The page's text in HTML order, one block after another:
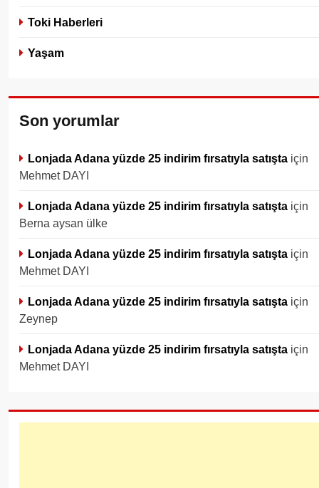
Toki Haberleri
Yaşam
Son yorumlar
Lonjada Adana yüzde 25 indirim fırsatıyla satışta için
Mehmet DAYI
Lonjada Adana yüzde 25 indirim fırsatıyla satışta için
Berna aysan ülke
Lonjada Adana yüzde 25 indirim fırsatıyla satışta için
Mehmet DAYI
Lonjada Adana yüzde 25 indirim fırsatıyla satışta için
Zeynep
Lonjada Adana yüzde 25 indirim fırsatıyla satışta için
Mehmet DAYI